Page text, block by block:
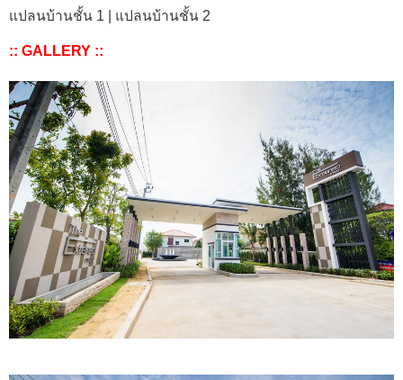
แปลนบ้านชั้น 1 | แปลนบ้านชั้น 2
:: GALLERY ::